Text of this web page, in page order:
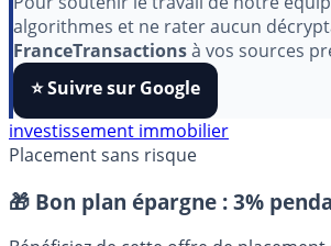
Pour soutenir le travail de notre
algorithmes et ne rater aucun
FranceTransactionsà vos sources
⭐️ Suivre sur Google
investissement immobilier
Placement sans risque
🎁 Bon plan épargne : 3%